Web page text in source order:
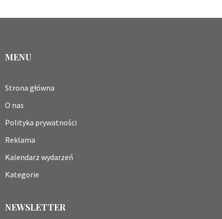
MENU
Strona główna
O nas
Polityka prywatności
Reklama
Kalendarz wydarzeń
Kategorie
NEWSLETTER